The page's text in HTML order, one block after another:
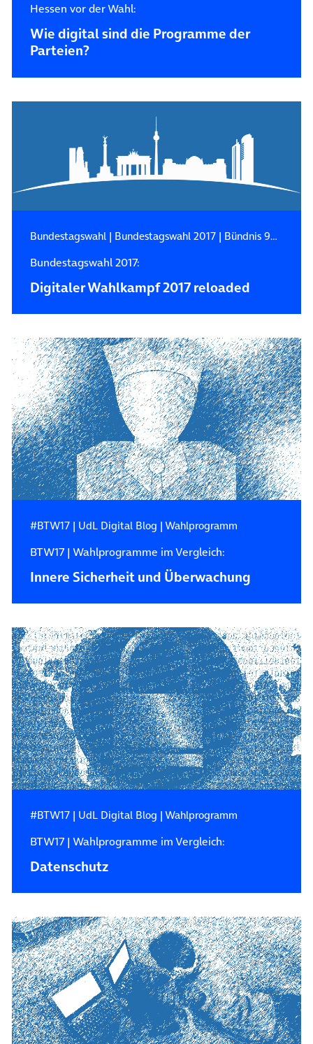
Hessen vor der Wahl:
Wie digital sind die Programme der
Parteien?
Bundestagswahl| Bundestagswahl 2017| Bündnis 90/Die Grünen
Bundestagswahl 2017:
Digitaler Wahlkampf 2017 reloaded
#BTW17| UdL Digital Blog |Wahlprogramm
BTW17 | Wahlprogramme im Vergleich:
Innere Sicherheit und Überwachung
#BTW17| UdL Digital Blog |Wahlprogramm
BTW17 | Wahlprogramme im Vergleich:
Datenschutz